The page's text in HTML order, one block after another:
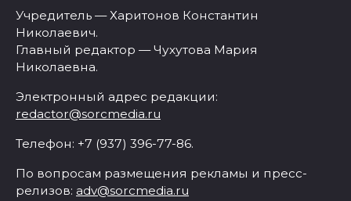
Учредитель — Харитонов Константин
Николаевич.
Главный редактор — Чухутова Мария
Николаевна.
Электронный адрес редакции:
redactor@sorcmedia.ru
Телефон: +7 (937) 396-77-86.
По вопросам размещения рекламы и пресс-
релизов: adv@sorcmedia.ru